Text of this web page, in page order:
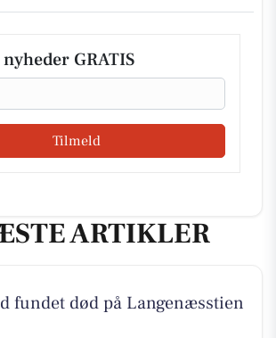
GRATIS
Tilmeld
ARTIKLER
fundet død på Langenæsstien